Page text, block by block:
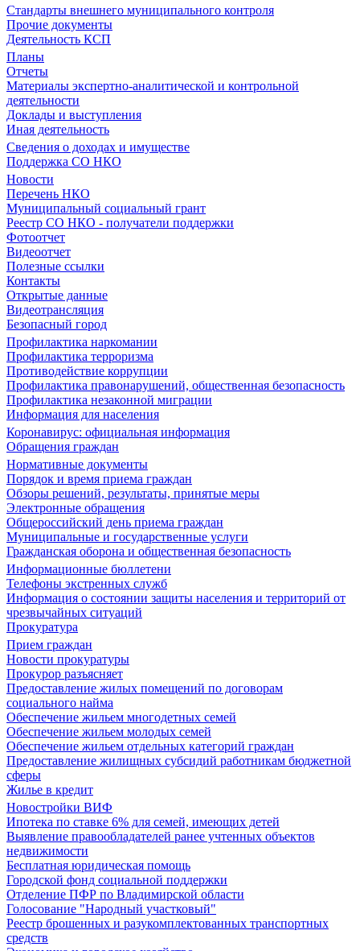
Стандарты внешнего муниципального контроля
Прочие документы
Деятельность КСП
Планы
Отчеты
Материалы экспертно-аналитической и контрольной
деятельности
Доклады и выступления
Иная деятельность
Сведения о доходах и имуществе
Поддержка СО НКО
Новости
Перечень НКО
Муниципальный социальный грант
Реестр СО НКО - получатели поддержки
Фотоотчет
Видеоотчет
Полезные ссылки
Контакты
Открытые данные
Видеотрансляция
Безопасный город
Профилактика наркомании
Профилактика терроризма
Противодействие коррупции
Профилактика правонарушений, общественная безопасность
Профилактика незаконной миграции
Информация для населения
Коронавирус: официальная информация
Обращения граждан
Нормативные документы
Порядок и время приема граждан
Обзоры решений, результаты, принятые меры
Электронные обращения
Общероссийский день приема граждан
Муниципальные и государственные услуги
Гражданская оборона и общественная безопасность
Информационные бюллетени
Телефоны экстренных служб
Информация о состоянии защиты населения и территорий от
чрезвычайных ситуаций
Прокуратура
Прием граждан
Новости прокуратуры
Прокурор разъясняет
Предоставление жилых помещений по договорам
социального найма
Обеспечение жильем многодетных семей
Обеспечение жильем молодых семей
Обеспечение жильем отдельных категорий граждан
Предоставление жилищных субсидий работникам бюджетной
сферы
Жилье в кредит
Новостройки ВИФ
Ипотека по ставке 6% для семей, имеющих детей
Выявление правообладателей ранее учтенных объектов
недвижимости
Бесплатная юридическая помощь
Городской фонд социальной поддержки
Отделение ПФР по Владимирской области
Голосование "Народный участковый"
Реестр брошенных и разукомплектованных транспортных
средств